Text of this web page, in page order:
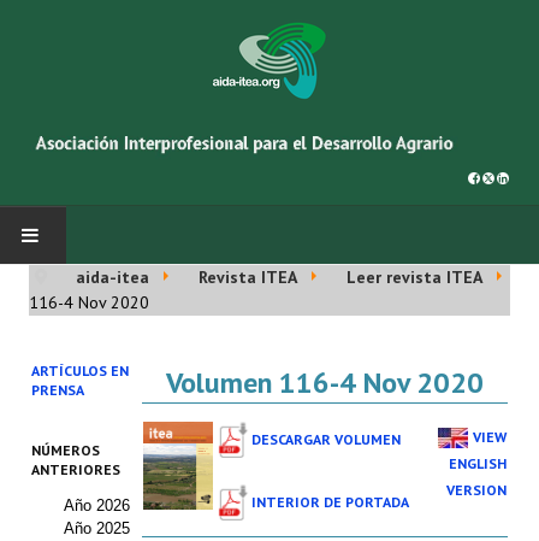
INICIO
Asociación AIDA
Cincuentenario AIDA
Organigrama
aida-itea Revista ITEA
Leer revista ITEA
116-4 Nov 2020
ARTÍCULOS EN
PRENSA
NÚMEROS
ANTERIORES
Año 2026
Año 2025
Volumen 116-4 Nov 2020
DESCARGAR VOLUMEN
INTERIOR DE PORTADA
VIEW
ENGLISH
VERSION